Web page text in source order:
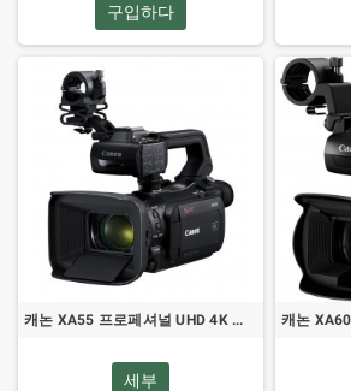
구입하다
캐논 XA55 프로페셔널 UHD 4K 캠코더 - SDI 포함
세부